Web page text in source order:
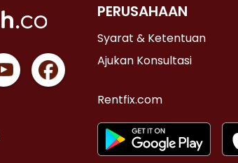
PERUSAHAAN
Syarat & Ketentuan
Ajukan Konsultasi
Rentfix.com